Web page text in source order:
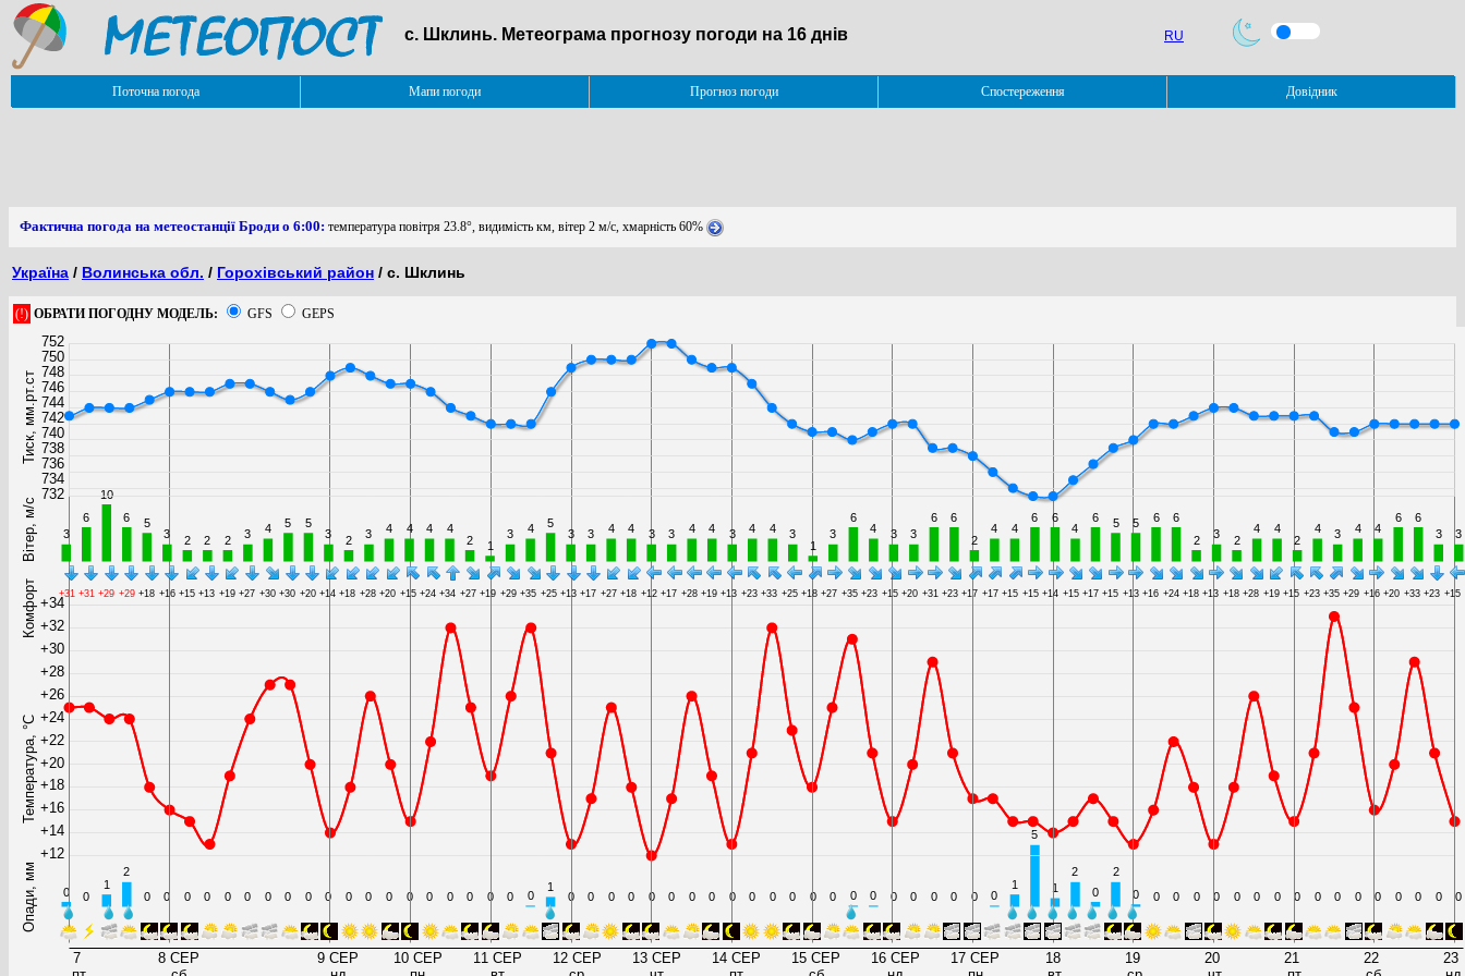
с. Шклинь. Метеограма прогнозу погоди на 16 днів RU
Поточна погода Мапи погоди Прогноз погоди Спостереження Довідник
Фактична погода на метеостанції Броди о 6:00: температура повітря 23.8°, видимість км, вітер 2 м/с, хмарність 60%
Україна / Волинська обл. / Горохівський район / с. Шклинь
(!) ОБРАТИ ПОГОДНУ МОДЕЛЬ: GFS GEPS